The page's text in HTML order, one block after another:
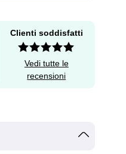
Clienti soddisfatti
Vedi tutte le
recensioni